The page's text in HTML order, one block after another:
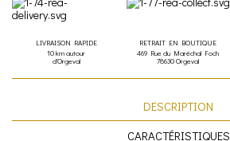
LIVRAISON RAPIDE
10 km autour
d'Orgeval
RETRAIT EN BOUTIQUE
469 Rue du Maréchal Foch
78630 Orgeval
DESCRIPTION
CARACTÉRISTIQUES